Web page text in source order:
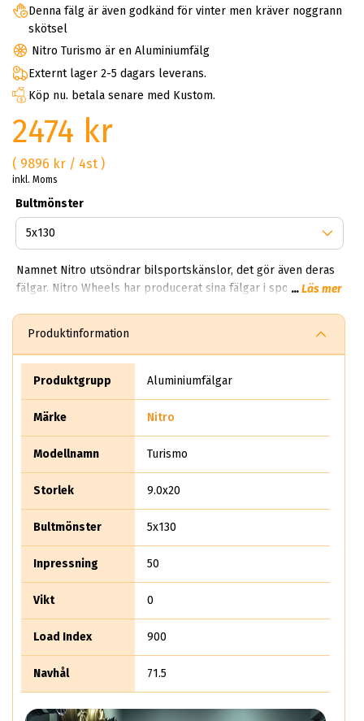
Denna fälg är även godkänd för vinter men kräver noggrann
skötsel
Nitro Turismo är en Aluminiumfälg
Externt lager 2-5 dagars leverans.
Köp nu. betala senare med Kustom.
2474 kr
( 9896 kr / 4st )
inkl. Moms
Bultmönster
Namnet Nitro utsöndrar bilsportskänslor, det gör även deras
fälgar. Nitro Wheels har producerat sina fälgar i sportigare
...Läs mer
Produktinformation
Produktgrupp Aluminiumfälgar
Märke Nitro
Modellnamn Turismo
Storlek 9.0x20
Bultmönster 5x130
Inpressning 50
Vikt 0
Load Index 900
Navhål 71.5